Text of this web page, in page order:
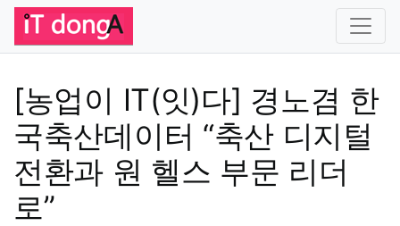
[농업이 IT(잇)다] 경노겸 한
국축산데이터 “축산 디지털
전환과 원 헬스 부문 리더
로”